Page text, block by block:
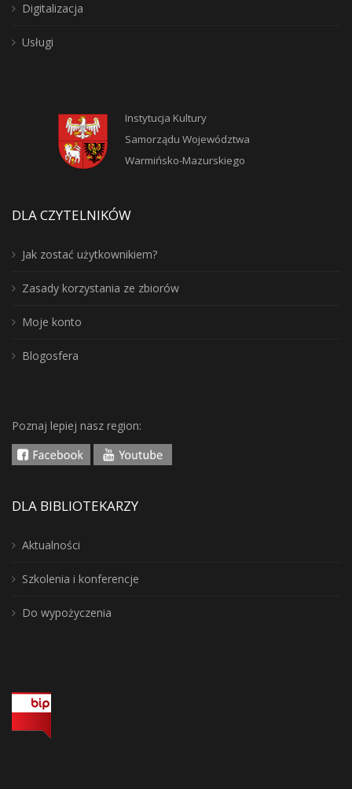
Digitalizacja
Usługi
Instytucja Kultury
Samorządu Województwa
Warmińsko-Mazurskiego
DLA CZYTELNIKÓW
Jak zostać użytkownikiem?
Zasady korzystania ze zbiorów
Moje konto
Blogosfera
Poznaj lepiej nasz region:
DLA BIBLIOTEKARZY
Aktualności
Szkolenia i konferencje
Do wypożyczenia